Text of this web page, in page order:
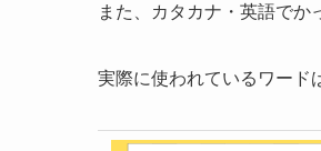
また、カタカナ・英語でか
実際に使われているワード